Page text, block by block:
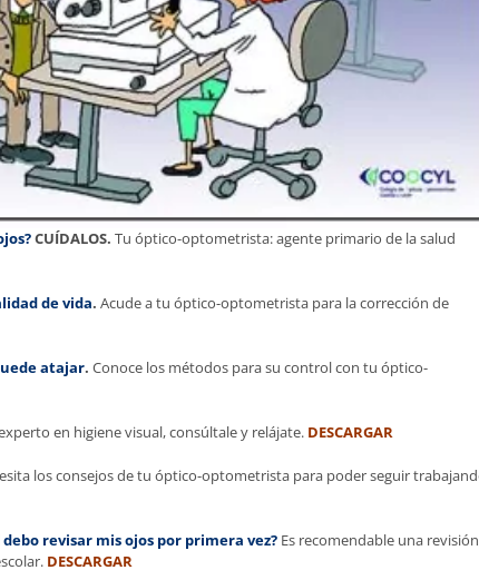
CUÍDALOS. Tu óptico-optometrista: agente primario de la salud
de vida. Acude a tu óptico-optometrista para la corrección de
atajar. Conoce los métodos para su control con tu óptico-
en higiene visual, consúltale y relájate. DESCARGAR
los consejos de tu óptico-optometrista para poder seguir
revisar mis ojos por primera vez? Es recomendable una revisión
DESCARGAR